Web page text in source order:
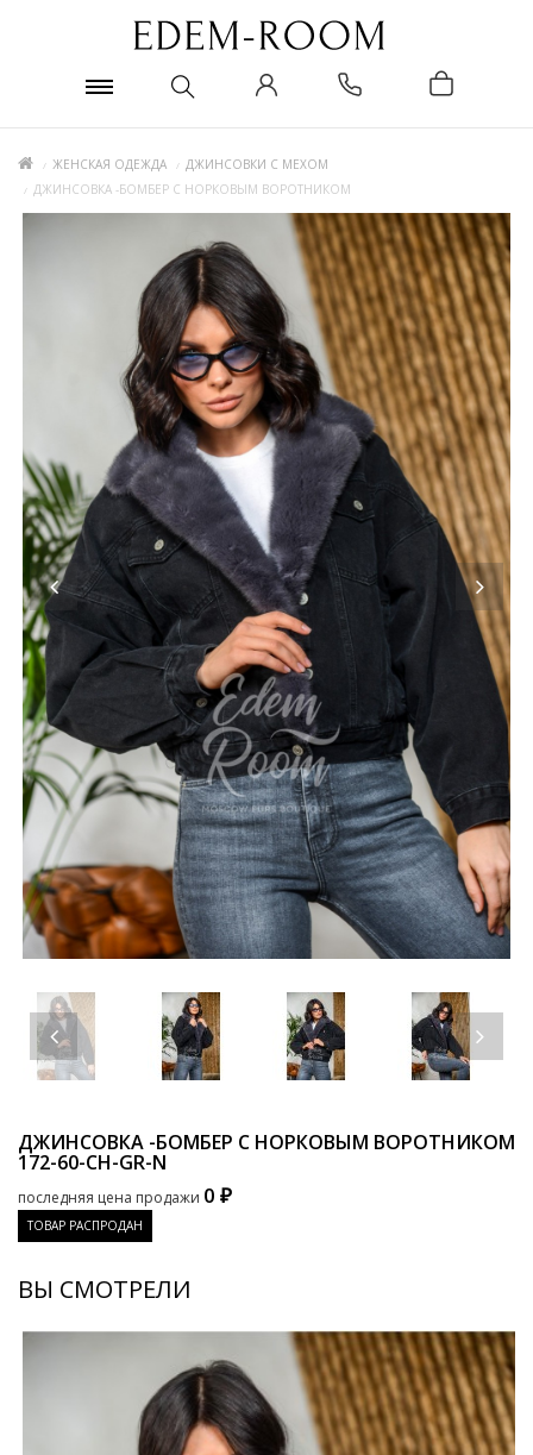
ЖЕНСКАЯ ОДЕЖДА
ДЖИНСОВКИ С МЕХОМ
ДЖИНСОВКА -БОМБЕР С НОРКОВЫМ ВОРОТНИКОМ
ДЖИНСОВКА -БОМБЕР С НОРКОВЫМ ВОРОТНИКОМ
172-60-CH-GR-N
последняя цена продажи 0 ₽
ТОВАР РАСПРОДАН
ВЫ СМОТРЕЛИ